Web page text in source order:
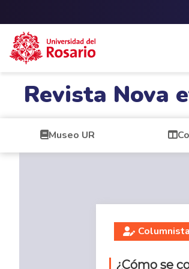
Revista Nova
Museo UR
¿Cómo se